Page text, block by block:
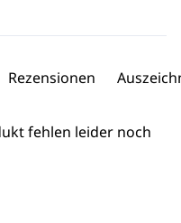
Rezensionen
fehlen leider noch